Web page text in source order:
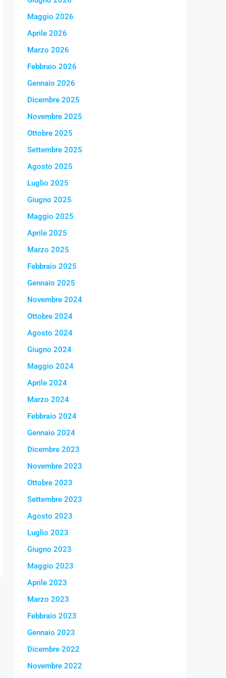
Maggio 2026
Aprile 2026
Marzo 2026
Febbraio 2026
Gennaio 2026
Dicembre 2025
Novembre 2025
Ottobre 2025
Settembre 2025
Agosto 2025
Luglio 2025
Giugno 2025
Maggio 2025
Aprile 2025
Marzo 2025
Febbraio 2025
Gennaio 2025
Novembre 2024
Ottobre 2024
Agosto 2024
Giugno 2024
Maggio 2024
Aprile 2024
Marzo 2024
Febbraio 2024
Gennaio 2024
Dicembre 2023
Novembre 2023
Ottobre 2023
Settembre 2023
Agosto 2023
Luglio 2023
Giugno 2023
Maggio 2023
Aprile 2023
Marzo 2023
Febbraio 2023
Gennaio 2023
Dicembre 2022
Novembre 2022